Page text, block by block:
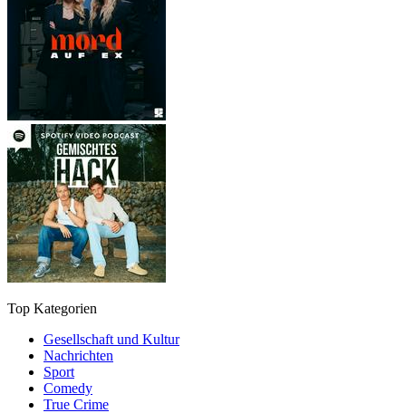
Top Kategorien
Gesellschaft und Kultur
Nachrichten
Sport
Comedy
True Crime